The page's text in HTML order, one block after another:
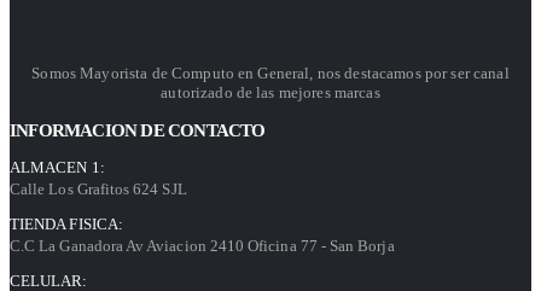
Somos Mayorista de Computo en General, nos destacamos por ser canal
autorizado de las mejores marcas
INFORMACION DE CONTACTO
ALMACEN 1:
Calle Los Grafitos 624 SJL
TIENDA FISICA:
C.C La Ganadora Av Aviacion 2410 Oficina 77 - San Borja
CELULAR: